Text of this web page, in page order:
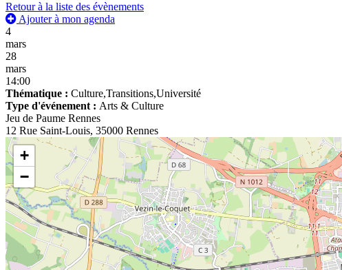
Retour à la liste des évènements
Ajouter à mon agenda
4
mars
28
mars
14:00
Thématique : Culture,Transitions,Université
Type d'événement : Arts & Culture
Jeu de Paume Rennes
12 Rue Saint-Louis, 35000 Rennes
+
−